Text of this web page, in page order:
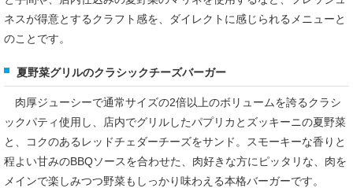
ネスが得意とするクラフト感を、ダイレクトに感じられるメニューと
のことです。
夏野菜グリルのクラシックチーズバーガー
肉厚ジューシーで通常サイズの2倍以上のボリュームを誇るクラシ
ックパティ使用し、店内でグリルしたパプリカとズッキーニの夏野菜
と、コクのあるレッドチェダーチーズをサンド。スモーキーな香りと
程よい甘みのBBQソースを合わせた、肉好きな方にピッタリな、肉を
メインで楽しみつつ野菜もしっかり味わえる本格バーガーです。